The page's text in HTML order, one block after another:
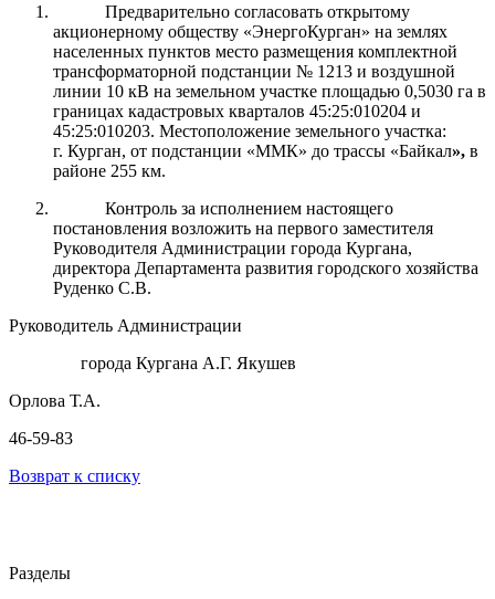
Предварительно согласовать открытому
акционерному обществу «ЭнергоКурган» на землях
населенных пунктов место размещения комплектной
трансформаторной подстанции № 1213 и воздушной
линии 10 кВ на земельном участке площадью 0,5030 га в
границах кадастровых кварталов 45:25:010204 и
45:25:010203. Местоположение земельного участка:
г. Курган, от подстанции «ММК» до трассы «Байкал», в
районе 255 км.
Контроль за исполнением настоящего
постановления возложить на первого заместителя
Руководителя Администрации города Кургана,
директора Департамента развития городского хозяйства
Руденко С.В.
Руководитель Администрации
города Кургана А.Г. Якушев
Орлова Т.А.
46-59-83
Возврат к списку
Разделы